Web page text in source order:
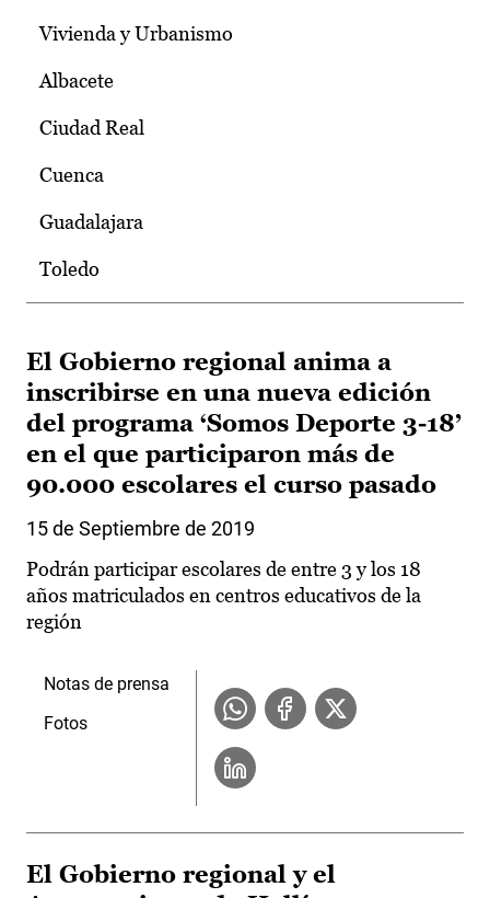
Vivienda y Urbanismo
Albacete
Ciudad Real
Cuenca
Guadalajara
Toledo
El Gobierno regional anima a
inscribirse en una nueva edición
del programa ‘Somos Deporte 3-18’
en el que participaron más de
90.000 escolares el curso pasado
15 de Septiembre de 2019
Podrán participar escolares de entre 3 y los 18
años matriculados en centros educativos de la
región
Notas de prensa
Fotos
El Gobierno regional y el